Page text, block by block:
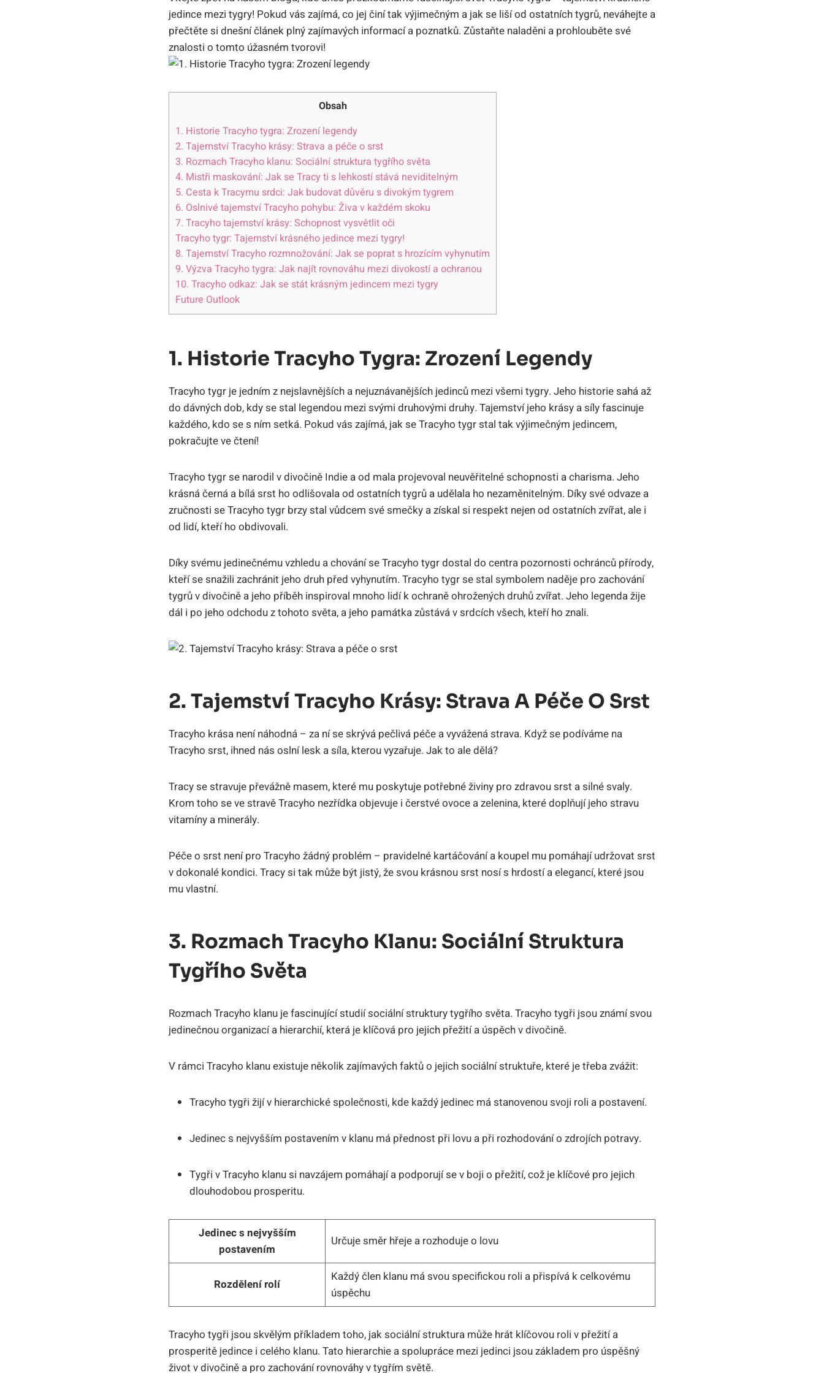
jedince mezi tygry! Pokud vás zajímá, co jej činí tak výjimečným a jak se liší od ostatních tygrů, neváhejte a
přečtěte si dnešní článek plný zajímavých informací a poznatků. Zůstaňte naladěni a prohlouběte své
znalosti o tomto úžasném tvorovi!
Obsah
1. Historie Tracyho tygra: Zrození legendy
2. Tajemství Tracyho krásy: Strava a péče o srst
3. Rozmach Tracyho klanu: Sociální struktura tygřího světa
4. Mistři maskování: Jak se Tracy ti s lehkostí stává neviditelným
5. Cesta k Tracymu srdci: Jak budovat důvěru s divokým tygrem
6. Oslnivé tajemství Tracyho pohybu: Živa v každém skoku
7. Tracyho tajemství krásy: Schopnost vysvětlit oči
Tracyho tygr: Tajemství krásného jedince mezi tygry!
8. Tajemství Tracyho rozmnožování: Jak se poprat s hrozícím vyhynutím
9. Výzva Tracyho tygra: Jak najít rovnováhu mezi divokostí a ochranou
10. Tracyho odkaz: Jak se stát krásným jedincem mezi tygry
Future Outlook
1. Historie Tracyho Tygra: Zrození Legendy
Tracyho tygr je jedním z nejslavnějších a nejuznávanějších jedinců mezi všemi tygry. Jeho historie sahá až
do dávných dob, kdy se stal legendou mezi svými druhovými druhy. Tajemství jeho krásy a síly fascinuje
každého, kdo se s ním setká. Pokud vás zajímá, jak se Tracyho tygr stal tak výjimečným jedincem,
pokračujte ve čtení!
Tracyho tygr se narodil v divočině Indie a od mala projevoval neuvěřitelné schopnosti a charisma. Jeho
krásná černá a bílá srst ho odlišovala od ostatních tygrů a udělala ho nezaměnitelným. Díky své odvaze a
zručnosti se Tracyho tygr brzy stal vůdcem své smečky a získal si respekt nejen od ostatních zvířat, ale i
od lidí, kteří ho obdivovali.
Díky svému jedinečnému vzhledu a chování se Tracyho tygr dostal do centra pozornosti ochránců přírody,
kteří se snažili zachránit jeho druh před vyhynutím. Tracyho tygr se stal symbolem naděje pro zachování
tygrů v divočině a jeho příběh inspiroval mnoho lidí k ochraně ohrožených druhů zvířat. Jeho legenda žije
dál i po jeho odchodu z tohoto světa, a jeho památka zůstává v srdcích všech, kteří ho znali.
2. Tajemství Tracyho Krásy: Strava A Péče O Srst
Tracyho krása není náhodná – za ní se skrývá pečlivá péče a vyvážená strava. Když se podíváme na
Tracyho srst, ihned nás oslní lesk a síla, kterou vyzařuje. Jak to ale dělá?
Tracy se stravuje převážně masem, které mu poskytuje potřebné živiny pro zdravou srst a silné svaly.
Krom toho se ve stravě Tracyho nezřídka objevuje i čerstvé ovoce a zelenina, které doplňují jeho stravu
vitamíny a minerály.
Péče o srst není pro Tracyho žádný problém – pravidelné kartáčování a koupel mu pomáhají udržovat srst
v dokonalé kondici. Tracy si tak může být jistý, že svou krásnou srst nosí s hrdostí a elegancí, které jsou
mu vlastní.
3. Rozmach Tracyho Klanu: Sociální Struktura
Tygřího Světa
Rozmach Tracyho klanu je fascinující studií sociální struktury tygřího světa. Tracyho tygři jsou známí svou
jedinečnou organizací a hierarchií, která je klíčová pro jejich přežití a úspěch v divočině.
V rámci Tracyho klanu existuje několik zajímavých faktů o jejich sociální struktuře, které je třeba zvážit:
Tracyho tygři žijí v hierarchické společnosti, kde každý jedinec má stanovenou svoji roli a postavení.
Jedinec s nejvyšším postavením v klanu má přednost při lovu a při rozhodování o zdrojích potravy.
Tygři v Tracyho klanu si navzájem pomáhají a podporují se v boji o přežití, což je klíčové pro jejich
dlouhodobou prosperitu.
Jedinec s nejvyšším
postavením
Určuje směr hřeje a rozhoduje o lovu
Rozdělení rolí
Každý člen klanu má svou specifickou roli a přispívá k celkovému
úspěchu
Tracyho tygři jsou skvělým příkladem toho, jak sociální struktura může hrát klíčovou roli v přežití a
prosperitě jedince i celého klanu. Tato hierarchie a spolupráce mezi jedinci jsou základem pro úspěšný
život v divočině a pro zachování rovnováhy v tygřím světě.